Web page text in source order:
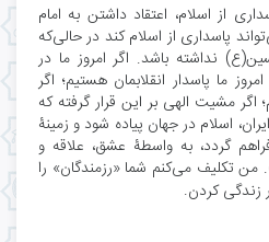
از اسلام، اعتقاد داشتن به امام
پاسداری از اسلام کند در حالی‌که
نداشته باشد. اگر امروز ما در
ما پاسدار انقلابمان هستیم؛ اگر
اگر مشیت الهی بر این قرار گرفته که
اسلام در جهان پیاده شود و زمینۀ
گردد، به واسطۀ عشق، علاقه و
تکلیف می‌کنم شما «رزمندگان» را
زندگی کردن.